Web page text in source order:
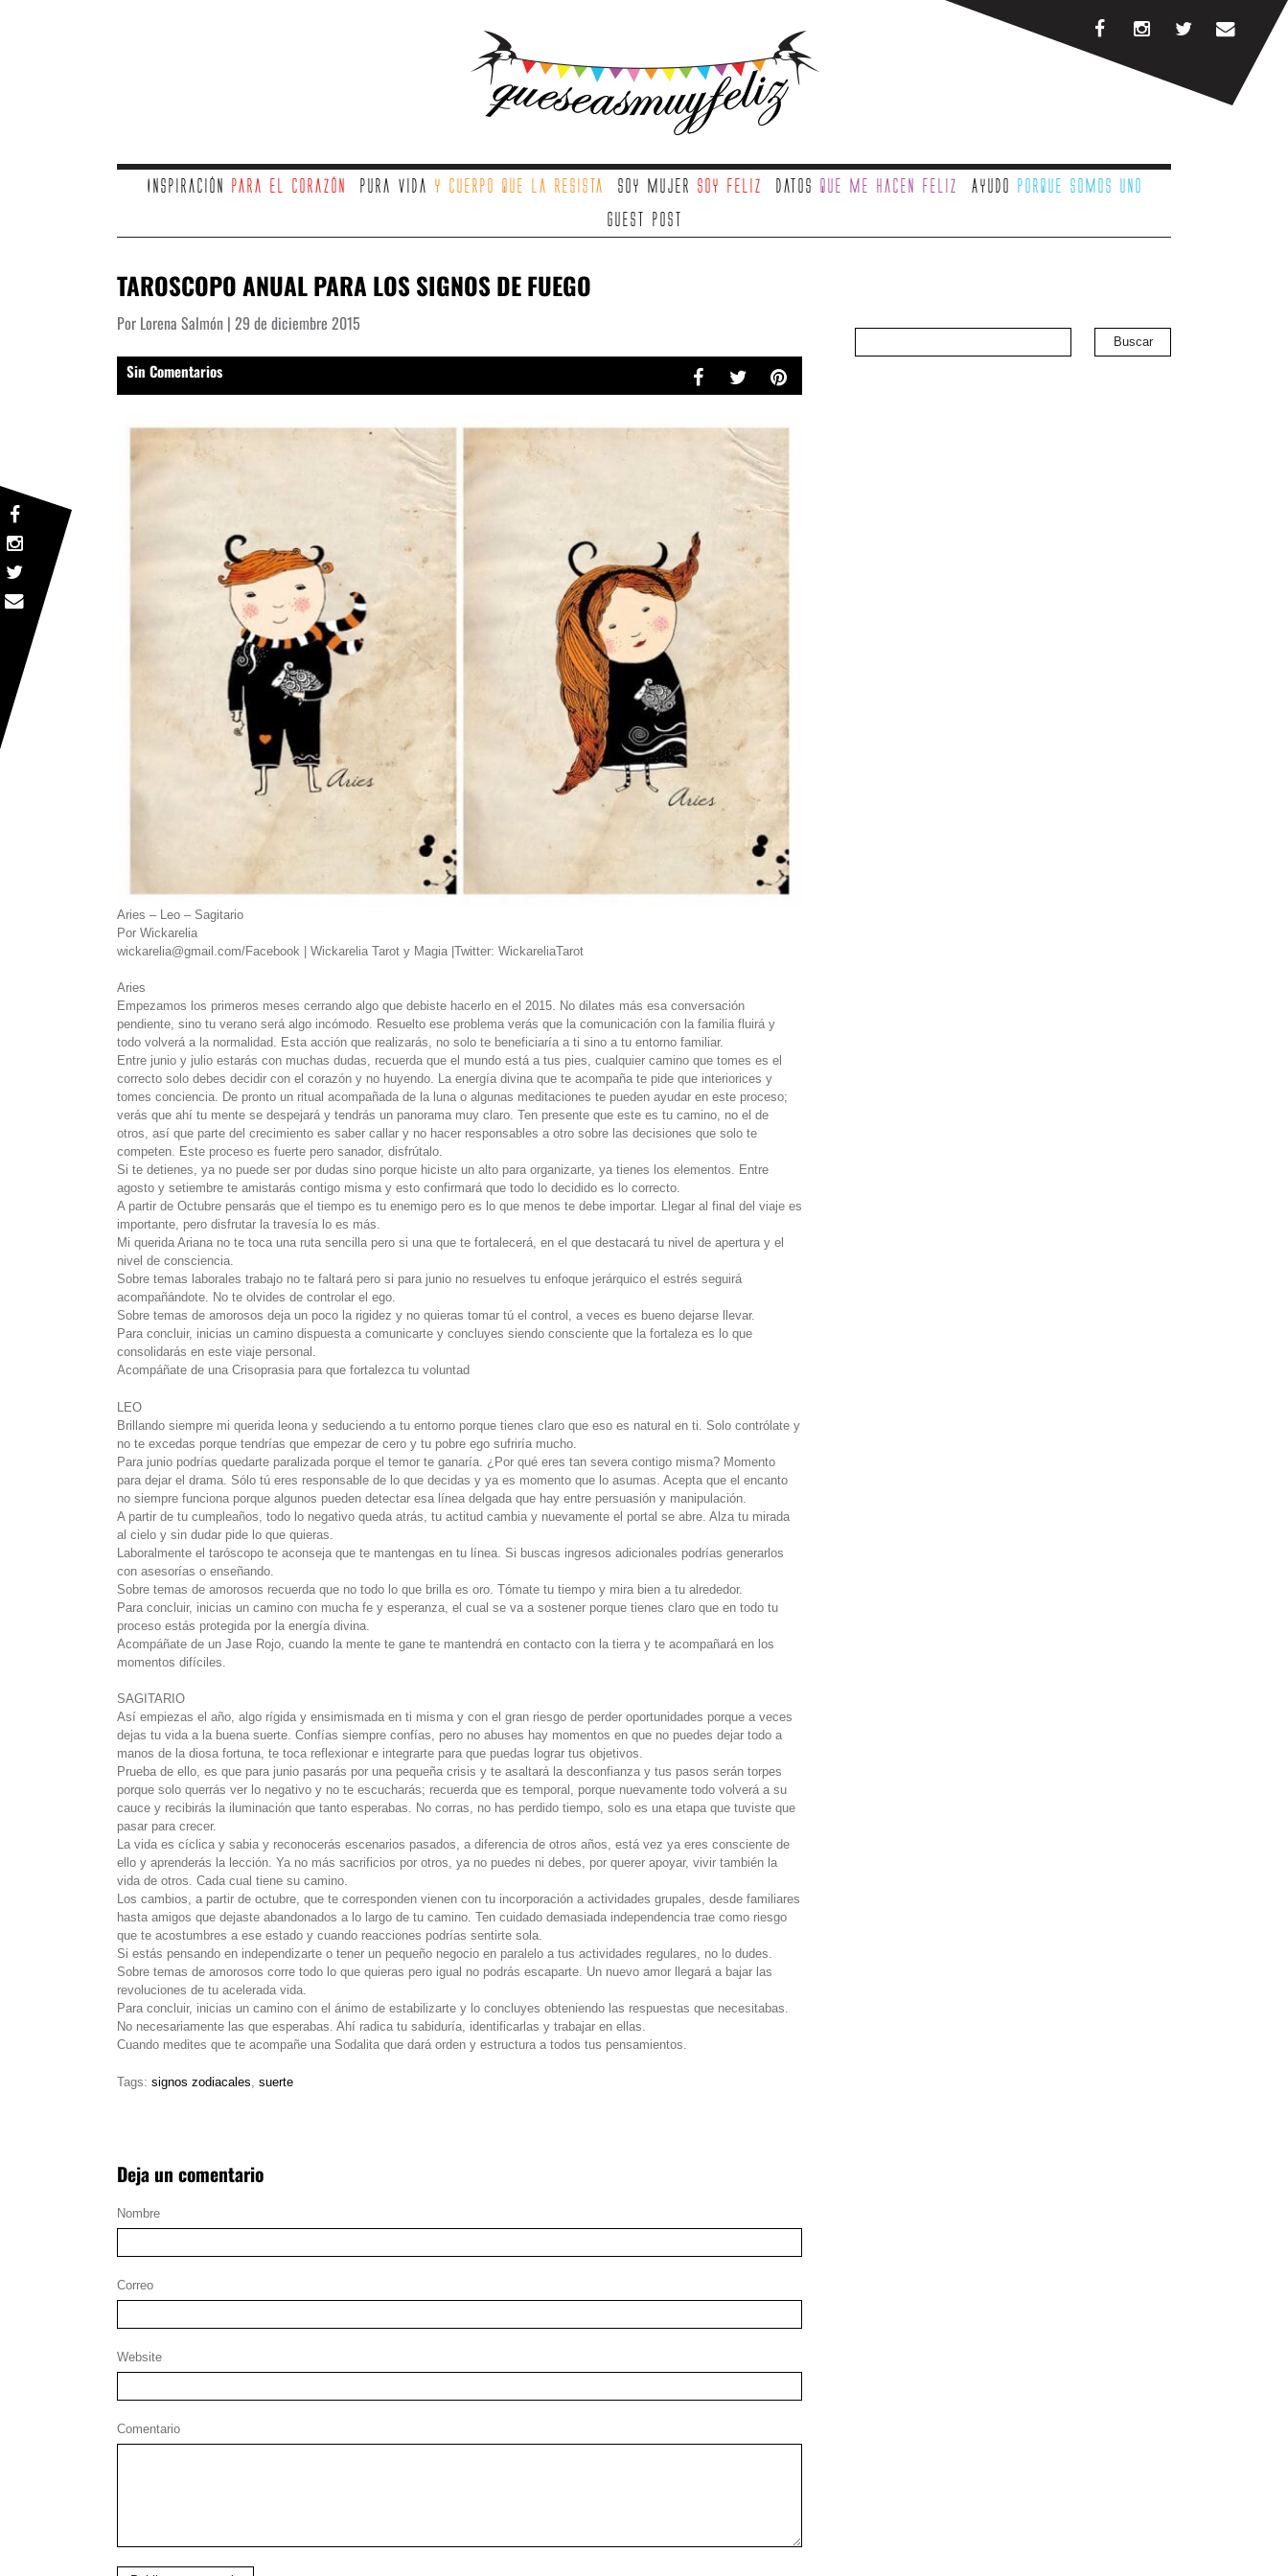
Inspiración para el corazón Pura vida y cuerpo que la resista Soy mujer soy feliz Datos que me hacen feliz Ayudo porque somos uno
Guest Post
TAROSCOPO ANUAL PARA LOS SIGNOS DE FUEGO
Por Lorena Salmón | 29 de diciembre 2015
Sin Comentarios
Aries – Leo – Sagitario
Por Wickarelia
wickarelia@gmail.com/Facebook | Wickarelia Tarot y Magia |Twitter: WickareliaTarot
Aries
Empezamos los primeros meses cerrando algo que debiste hacerlo en el 2015. No dilates más esa conversación
pendiente, sino tu verano será algo incómodo. Resuelto ese problema verás que la comunicación con la familia fluirá y
todo volverá a la normalidad. Esta acción que realizarás, no solo te beneficiaría a ti sino a tu entorno familiar.
Entre junio y julio estarás con muchas dudas, recuerda que el mundo está a tus pies, cualquier camino que tomes es el
correcto solo debes decidir con el corazón y no huyendo. La energía divina que te acompaña te pide que interiorices y
tomes conciencia. De pronto un ritual acompañada de la luna o algunas meditaciones te pueden ayudar en este proceso;
verás que ahí tu mente se despejará y tendrás un panorama muy claro. Ten presente que este es tu camino, no el de
otros, así que parte del crecimiento es saber callar y no hacer responsables a otro sobre las decisiones que solo te
competen. Este proceso es fuerte pero sanador, disfrútalo.
Si te detienes, ya no puede ser por dudas sino porque hiciste un alto para organizarte, ya tienes los elementos. Entre
agosto y setiembre te amistarás contigo misma y esto confirmará que todo lo decidido es lo correcto.
A partir de Octubre pensarás que el tiempo es tu enemigo pero es lo que menos te debe importar. Llegar al final del viaje es
importante, pero disfrutar la travesía lo es más.
Mi querida Ariana no te toca una ruta sencilla pero si una que te fortalecerá, en el que destacará tu nivel de apertura y el
nivel de consciencia.
Sobre temas laborales trabajo no te faltará pero si para junio no resuelves tu enfoque jerárquico el estrés seguirá
acompañándote. No te olvides de controlar el ego.
Sobre temas de amorosos deja un poco la rigidez y no quieras tomar tú el control, a veces es bueno dejarse llevar.
Para concluir, inicias un camino dispuesta a comunicarte y concluyes siendo consciente que la fortaleza es lo que
consolidarás en este viaje personal.
Acompáñate de una Crisoprasia para que fortalezca tu voluntad
LEO
Brillando siempre mi querida leona y seduciendo a tu entorno porque tienes claro que eso es natural en ti. Solo contrólate y
no te excedas porque tendrías que empezar de cero y tu pobre ego sufriría mucho.
Para junio podrías quedarte paralizada porque el temor te ganaría. ¿Por qué eres tan severa contigo misma? Momento
para dejar el drama. Sólo tú eres responsable de lo que decidas y ya es momento que lo asumas. Acepta que el encanto
no siempre funciona porque algunos pueden detectar esa línea delgada que hay entre persuasión y manipulación.
A partir de tu cumpleaños, todo lo negativo queda atrás, tu actitud cambia y nuevamente el portal se abre. Alza tu mirada
al cielo y sin dudar pide lo que quieras.
Laboralmente el taróscopo te aconseja que te mantengas en tu línea. Si buscas ingresos adicionales podrías generarlos
con asesorías o enseñando.
Sobre temas de amorosos recuerda que no todo lo que brilla es oro. Tómate tu tiempo y mira bien a tu alrededor.
Para concluir, inicias un camino con mucha fe y esperanza, el cual se va a sostener porque tienes claro que en todo tu
proceso estás protegida por la energía divina.
Acompáñate de un Jase Rojo, cuando la mente te gane te mantendrá en contacto con la tierra y te acompañará en los
momentos difíciles.
SAGITARIO
Así empiezas el año, algo rígida y ensimismada en ti misma y con el gran riesgo de perder oportunidades porque a veces
dejas tu vida a la buena suerte. Confías siempre confías, pero no abuses hay momentos en que no puedes dejar todo a
manos de la diosa fortuna, te toca reflexionar e integrarte para que puedas lograr tus objetivos.
Prueba de ello, es que para junio pasarás por una pequeña crisis y te asaltará la desconfianza y tus pasos serán torpes
porque solo querrás ver lo negativo y no te escucharás; recuerda que es temporal, porque nuevamente todo volverá a su
cauce y recibirás la iluminación que tanto esperabas. No corras, no has perdido tiempo, solo es una etapa que tuviste que
pasar para crecer.
La vida es cíclica y sabia y reconocerás escenarios pasados, a diferencia de otros años, está vez ya eres consciente de
ello y aprenderás la lección. Ya no más sacrificios por otros, ya no puedes ni debes, por querer apoyar, vivir también la
vida de otros. Cada cual tiene su camino.
Los cambios, a partir de octubre, que te corresponden vienen con tu incorporación a actividades grupales, desde familiares
hasta amigos que dejaste abandonados a lo largo de tu camino. Ten cuidado demasiada independencia trae como riesgo
que te acostumbres a ese estado y cuando reacciones podrías sentirte sola.
Si estás pensando en independizarte o tener un pequeño negocio en paralelo a tus actividades regulares, no lo dudes.
Sobre temas de amorosos corre todo lo que quieras pero igual no podrás escaparte. Un nuevo amor llegará a bajar las
revoluciones de tu acelerada vida.
Para concluir, inicias un camino con el ánimo de estabilizarte y lo concluyes obteniendo las respuestas que necesitabas.
No necesariamente las que esperabas. Ahí radica tu sabiduría, identificarlas y trabajar en ellas.
Cuando medites que te acompañe una Sodalita que dará orden y estructura a todos tus pensamientos.
Tags: signos zodiacales suerte
Deja un comentario
Nombre
Correo
Website
Comentario
Buscar